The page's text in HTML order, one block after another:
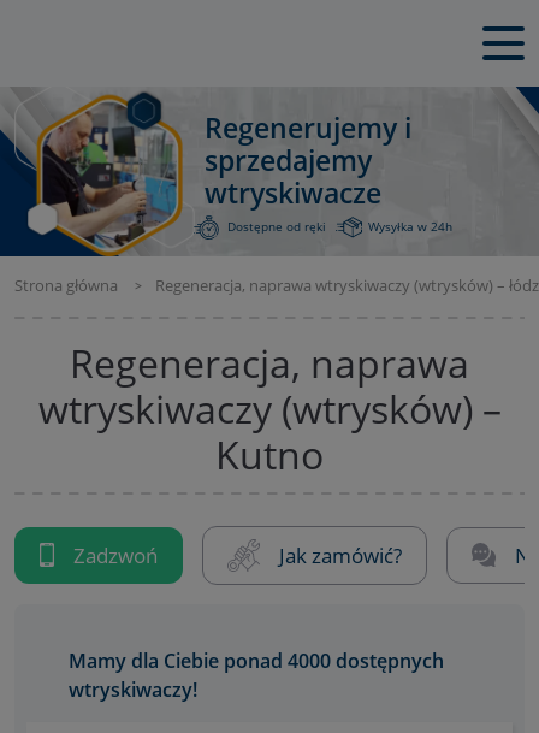
Regenerujemy i
sprzedajemy
wtryskiwacze
Dostępne od ręki Wysyłka w 24h
Strona główna Regeneracja, naprawa wtryskiwaczy (wtrysków) –
Regeneracja, naprawa
wtryskiwaczy (wtrysków) –
Kutno
Zadzwoń Jak zamówić?
Mamy dla Ciebie ponad 4000 dostępnych
wtryskiwaczy!